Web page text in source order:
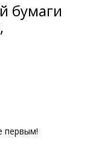
бумаги
первым!